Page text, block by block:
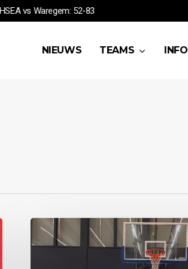
vs G12B: 44-47
NIEUWS TEAMS INFO
Oudenaarde
vs